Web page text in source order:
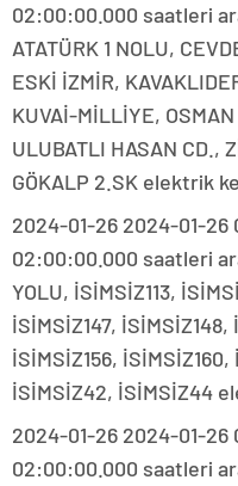
02:00:00.000 saatleri
ATATÜRK 1 NOLU,
ESKİ İZMİR,
KUVAİ-MİLLİYE,
ULUBATLI HASAN CD.,
GÖKALP 2.SK elektrik
2024-01-26 2024-01-
02:00:00.000 saatleri
YOLU, İSİMSİZ113,
İSİMSİZ147,
İSİMSİZ156,
İSİMSİZ42, İSİMSİZ44
2024-01-26 2024-01-
02:00:00.000 saatleri